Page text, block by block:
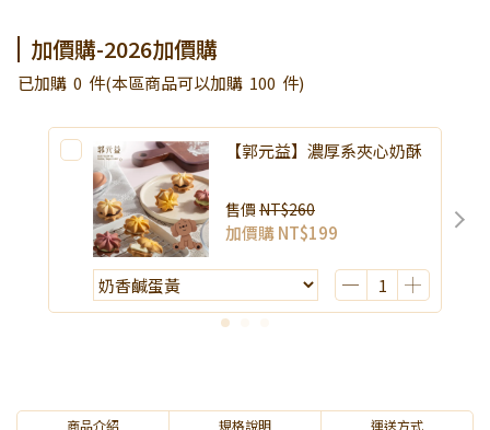
加價購-2026加價購
已加購 0 件(本區商品可以加購 100 件)
【郭元益】濃厚系夾心奶酥
售價 NT$260
加價購NT$199
商品介紹 規格說明 運送方式